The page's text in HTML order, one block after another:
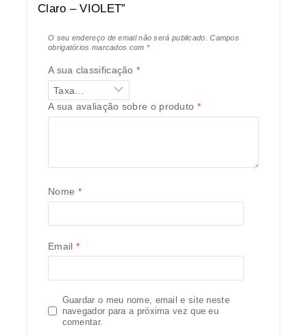
Claro – VIOLET”
O seu endereço de email não será publicado. Campos
obrigatórios marcados com *
A sua classificação*
A sua avaliação sobre o produto *
Nome *
Email *
Guardar o meu nome, email e site neste
navegador para a próxima vez que eu
comentar.